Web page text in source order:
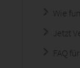
Wie
Jetzt
FAQ